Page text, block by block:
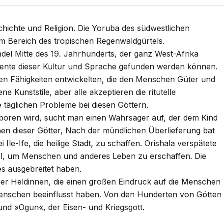
und Religion. Die Yoruba des südwestlichen
Bereich des tropischen Regenwaldgürtels.
Mitte des 19. Jahrhunderts, der ganz West-Afrika
dieser Kultur und Sprache gefunden werden können.
Fähigkeiten entwickelten, die den Menschen Güter und
Kunststile, aber alle akzeptieren die ritutelle
Probleme bei diesen Göttern.
wird, sucht man einen Wahrsager auf, der dem Kind
dieser Götter, Nach der mündlichen Überlieferung bat
Ife, die heilige Stadt, zu schaffen. Orishala verspätete
um Menschen und anderes Leben zu erschaffen. Die
ausgebreitet haben.
Heldinnen, die einen großen Eindruck auf die Menschen
beeinflusst haben. Von den Hunderten von Götten
»Ogun«, der Eisen- und Kriegsgott.